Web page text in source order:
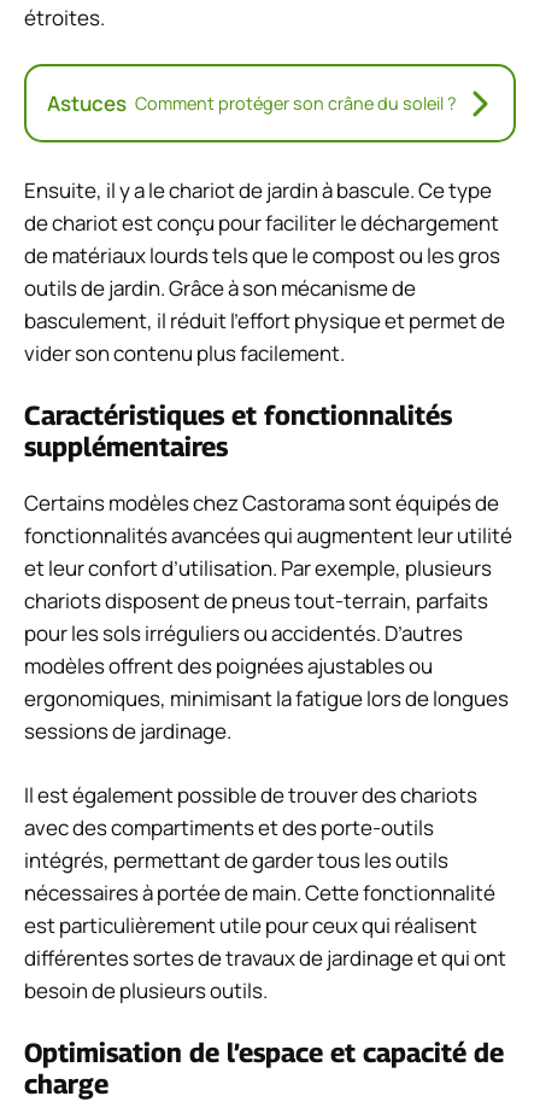
étroites.
Astuces Comment protéger son crâne du soleil ?
Ensuite, il y a le chariot de jardin à bascule. Ce type
de chariot est conçu pour faciliter le déchargement
de matériaux lourds tels que le compost ou les gros
outils de jardin. Grâce à son mécanisme de
basculement, il réduit l’effort physique et permet de
vider son contenu plus facilement.
Caractéristiques et fonctionnalités
supplémentaires
Certains modèles chez Castorama sont équipés de
fonctionnalités avancées qui augmentent leur utilité
et leur confort d’utilisation. Par exemple, plusieurs
chariots disposent de pneus tout-terrain, parfaits
pour les sols irréguliers ou accidentés. D’autres
modèles offrent des poignées ajustables ou
ergonomiques, minimisant la fatigue lors de longues
sessions de jardinage.
Il est également possible de trouver des chariots
avec des compartiments et des porte-outils
intégrés, permettant de garder tous les outils
nécessaires à portée de main. Cette fonctionnalité
est particulièrement utile pour ceux qui réalisent
différentes sortes de travaux de jardinage et qui ont
besoin de plusieurs outils.
Optimisation de l’espace et capacité de
charge